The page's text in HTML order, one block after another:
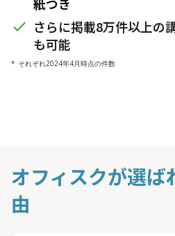
done さらに掲載8万件以上の
も可能
* それぞれ2024年4月時点の件数
オフィスクが選ば
由